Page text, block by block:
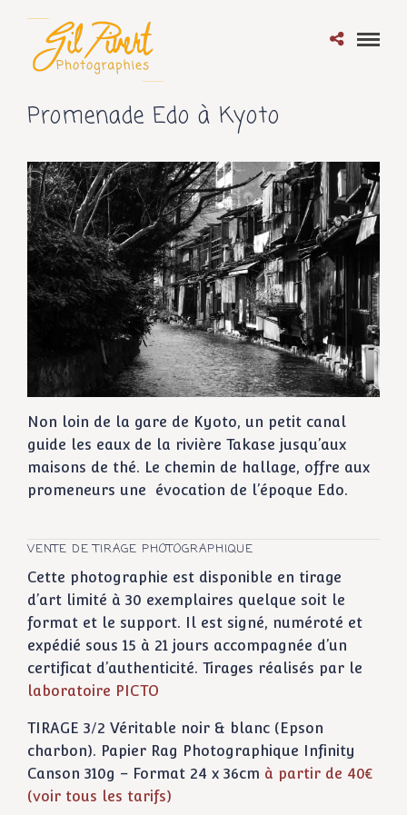
Promenade Edo à Kyoto
Non loin de la gare de Kyoto, un petit canal
guide les eaux de la rivière Takase jusqu’aux
maisons de thé. Le chemin de hallage, offre aux
promeneurs une évocation de l’époque Edo.
VENTE DE TIRAGE PHOTOGRAPHIQUE
Cette photographie est disponible en tirage
d’art limité à 30 exemplaires quelque soit le
format et le support. Il est signé, numéroté et
expédié sous 15 à 21 jours accompagnée d’un
certificat d’authenticité. Tirages réalisés par le
laboratoire PICTO
TIRAGE 3/2 Véritable noir & blanc (Epson
charbon). Papier Rag Photographique Infinity
Canson 310g – Format 24 x 36cm à partir de 40€
(voir tous les tarifs)